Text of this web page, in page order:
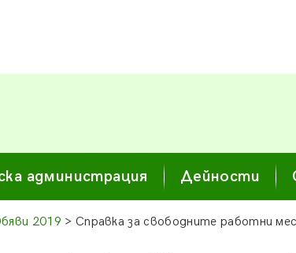
администрация Дейности
2019 > Справка за свободните работни